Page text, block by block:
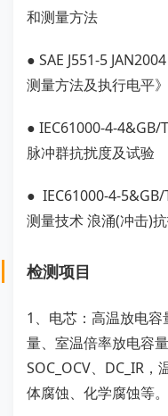
和测量方法
● SAE J551-5
测量方法及执行电平》
● IEC61000-4-4&GB/
脉冲群抗扰度及试验
● IEC61000-4-
测量技术 浪涌(冲击)
检测项目
1、电芯：高温放电
量、室温倍率放电容
SOC_OCV、DC_IR
体腐蚀、化学腐蚀等。